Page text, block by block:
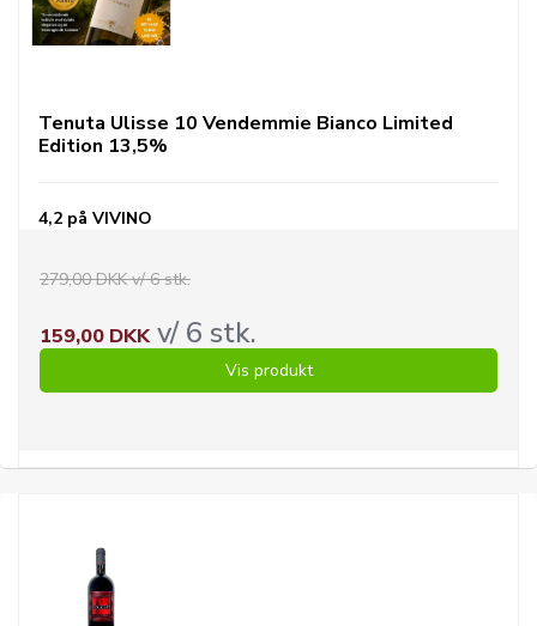
Tenuta Ulisse 10 Vendemmie Bianco Limited
Edition 13,5%
4,2 på VIVINO
279,00 DKK v/ 6 stk.
159,00 DKKv/ 6 stk.
Vis produkt